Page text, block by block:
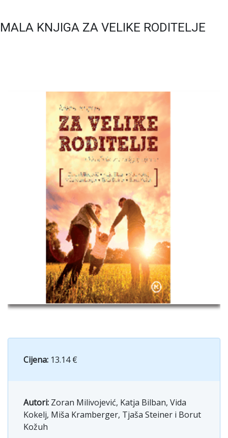
MALA KNJIGA ZA VELIKE RODITELJE
Cijena: 13.14 €
Autori: Zoran Milivojević, Katja Bilban, Vida
Kokelj, Miša Kramberger, Tjaša Steiner i Borut
Kožuh